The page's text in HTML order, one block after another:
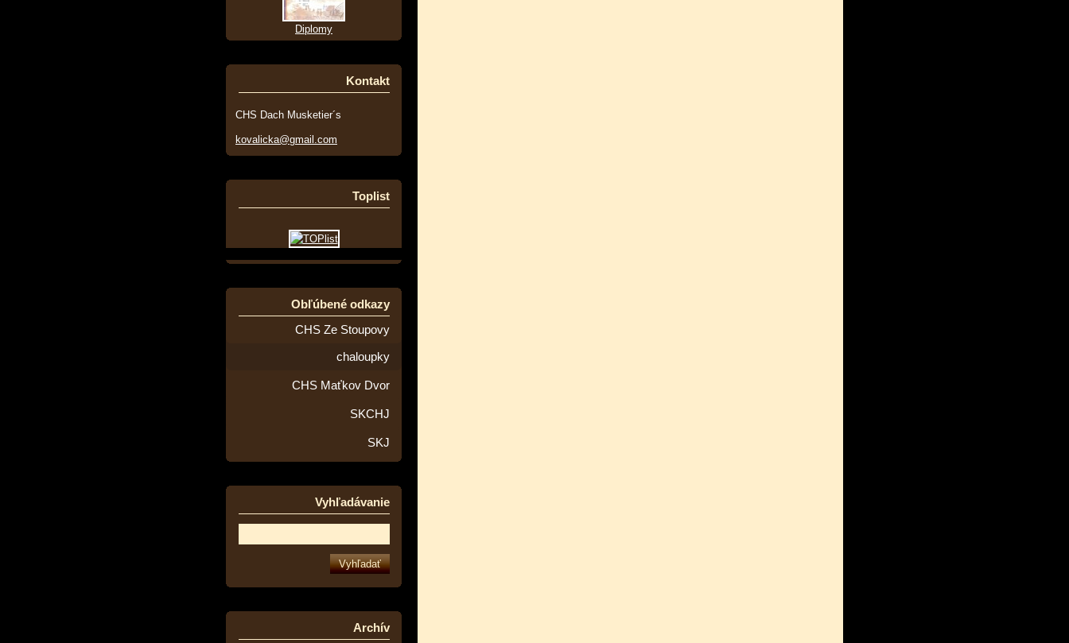
Diplomy
Kontakt
CHS Dach Musketier´s
kovalicka@gmail.com
Toplist
Obľúbené odkazy
CHS Ze Stoupovy
chaloupky
CHS Maťkov Dvor
SKCHJ
SKJ
Vyhľadávanie
Archív